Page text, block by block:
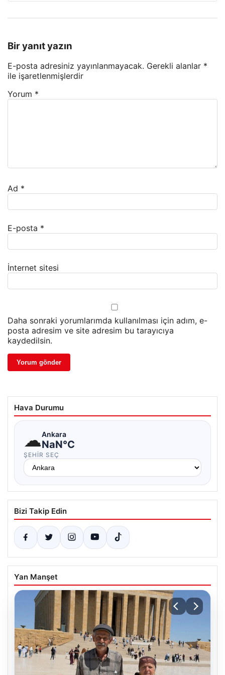
Bir yanıt yazın
E-posta adresiniz yayınlanmayacak. Gerekli alanlar *
ile işaretlenmişlerdir
Yorum *
Ad *
E-posta *
İnternet sitesi
Daha sonraki yorumlarımda kullanılması için adım, e-
posta adresim ve site adresim bu tarayıcıya
kaydedilsin.
Hava Durumu
☁Ankara
NaN°C
ŞEHIR SEÇ
Bizi Takip Edin
Yan Manşet